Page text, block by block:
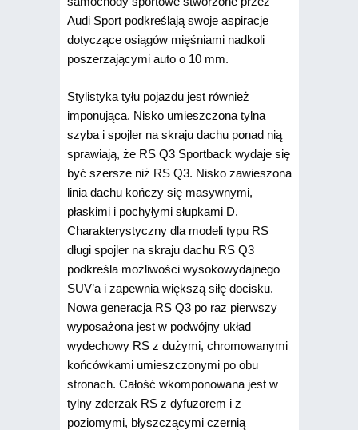
Audi Sport podkreślają swoje aspiracje
dotyczące osiągów mięśniami nadkoli
poszerzającymi auto o 10 mm.
Stylistyka tyłu pojazdu jest również
imponująca. Nisko umieszczona tylna
szyba i spojler na skraju dachu ponad nią
sprawiają, że RS Q3 Sportback wydaje się
być szersze niż RS Q3. Nisko zawieszona
linia dachu kończy się masywnymi,
płaskimi i pochyłymi słupkami D.
Charakterystyczny dla modeli typu RS
długi spojler na skraju dachu RS Q3
podkreśla możliwości wysokowydajnego
SUV’a i zapewnia większą siłę docisku.
Nowa generacja RS Q3 po raz pierwszy
wyposażona jest w podwójny układ
wydechowy RS z dużymi, chromowanymi
końcówkami umieszczonymi po obu
stronach. Całość wkomponowana jest w
tylny zderzak RS z dyfuzorem i z
poziomymi, błyszczącymi czernią